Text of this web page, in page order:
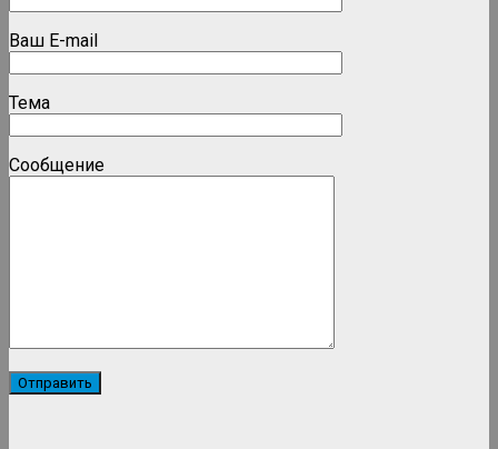
Ваш E-mail
Тема
Сообщение